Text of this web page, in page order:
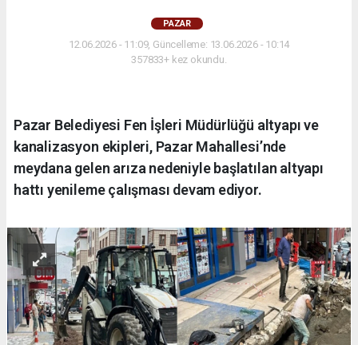
PAZAR
12.06.2026 - 11:09, Güncelleme: 13.06.2026 - 10:14
357833+ kez okundu.
Pazar Belediyesi Fen İşleri Müdürlüğü altyapı ve
kanalizasyon ekipleri, Pazar Mahallesi’nde
meydana gelen arıza nedeniyle başlatılan altyapı
hattı yenileme çalışması devam ediyor.